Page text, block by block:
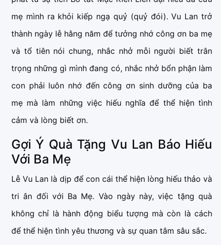
mẹ mình ra khỏi kiếp ngạ quỷ (quỷ đói). Vu Lan trở
thành ngày lễ hằng năm để tưởng nhớ công ơn ba mẹ
và tổ tiên nói chung, nhắc nhở mỗi người biết trân
trọng những gì mình đang có, nhắc nhở bổn phận làm
con phải luôn nhớ đến công ơn sinh dưỡng của ba
mẹ mà làm những việc hiếu nghĩa để thể hiện tình
cảm và lòng biết ơn.
Gợi Ý Quà Tặng Vu Lan Báo Hiếu
Với Ba Mẹ
Lễ Vu Lan là dịp để con cái thể hiện lòng hiếu thảo và
tri ân đối với Ba Mẹ. Vào ngày này, việc tặng quà
không chỉ là hành động biểu tượng mà còn là cách
để thể hiện tình yêu thương và sự quan tâm sâu sắc.